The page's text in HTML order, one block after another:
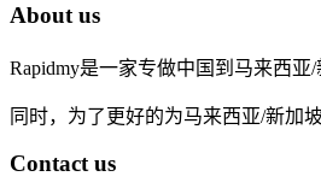
About us
Rapidmy是一家专做中国到马来西
同时，为了更好的为马来西亚/新加
Contact us